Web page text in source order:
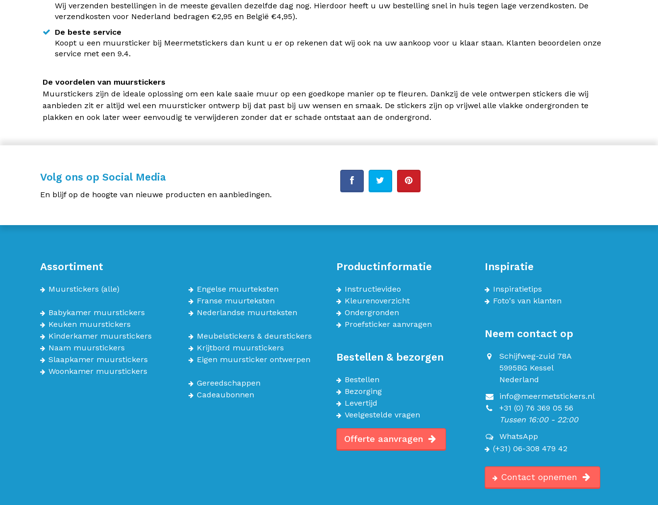
Wij verzenden bestellingen in de meeste gevallen dezelfde dag nog. Hierdoor heeft u uw bestelling snel in huis tegen lage verzendkosten. De
verzendkosten voor Nederland bedragen €2,95 en België €4,95).
De beste service
Koopt u een muursticker bij Meermetstickers dan kunt u er op rekenen dat wij ook na uw aankoop voor u klaar staan. Klanten beoordelen onze
service met een 9.4.
De voordelen van muurstickers
Muurstickers zijn de ideale oplossing om een kale saaie muur op een goedkope manier op te fleuren. Dankzij de vele ontwerpen stickers die wij
aanbieden zit er altijd wel een muursticker ontwerp bij dat past bij uw wensen en smaak. De stickers zijn op vrijwel alle vlakke ondergronden te
plakken en ook later weer eenvoudig te verwijderen zonder dat er schade ontstaat aan de ondergrond.
Volg ons op Social Media
En blijf op de hoogte van nieuwe producten en aanbiedingen.
Assortiment
Muurstickers (alle)
Babykamer muurstickers
Keuken muurstickers
Kinderkamer muurstickers
Naam muurstickers
Slaapkamer muurstickers
Woonkamer muurstickers
Engelse muurteksten
Franse muurteksten
Nederlandse muurteksten
Meubelstickers & deurstickers
Krijtbord muurstickers
Eigen muursticker ontwerpen
Gereedschappen
Cadeaubonnen
Productinformatie
Instructievideo
Kleurenoverzicht
Ondergronden
Proefsticker aanvragen
Bestellen & bezorgen
Bestellen
Bezorging
Levertijd
Veelgestelde vragen
Offerte aanvragen
Inspiratie
Inspiratietips
Foto's van klanten
Neem contact op
Schijfweg-zuid 78A
5995BG Kessel
Nederland
info@meermetstickers.nl
+31 (0) 76 369 05 56
Tussen 16:00 - 22:00
WhatsApp
(+31) 06-308 479 42
Contact opnemen